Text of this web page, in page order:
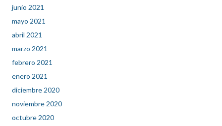
junio 2021
mayo 2021
abril 2021
marzo 2021
febrero 2021
enero 2021
diciembre 2020
noviembre 2020
octubre 2020